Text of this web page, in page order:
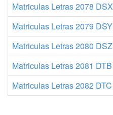
Matriculas Letras 2078 DSX
Matriculas Letras 2079 DSY
Matriculas Letras 2080 DSZ
Matriculas Letras 2081 DTB
Matriculas Letras 2082 DTC